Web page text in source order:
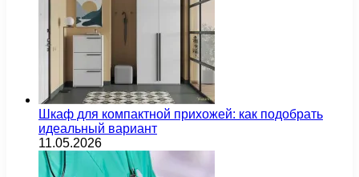
Шкаф для компактной прихожей: как подобрать
идеальный вариант
11.05.2026